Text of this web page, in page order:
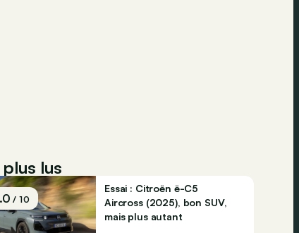
plus lus
/ 10
Essai : Citroën ë-C5
Aircross (2025), bon SUV,
mais plus autant